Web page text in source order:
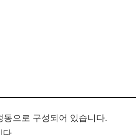
으로 구성되어 있습니다.
다.